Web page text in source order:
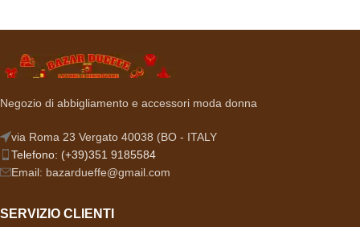
Negozio di abbigliamento e accessori moda donna
via Roma 23 Vergato 40038 (BO - ITALY
Telefono: (+39)351 9185584
Email: bazardueffe@gmail.com
SERVIZIO CLIENTI